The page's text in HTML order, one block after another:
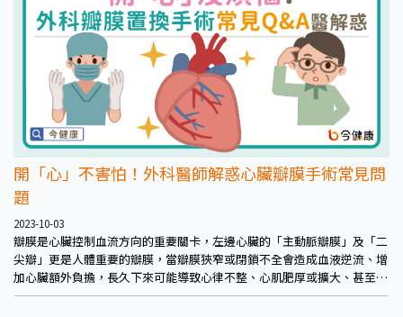
開「心」不害怕！外科醫師解惑心臟瓣膜手術常見問
題
2023-10-03
瓣膜是心臟控制血流方向的重要關卡，左邊心臟的「主動脈瓣膜」及「二
尖瓣」更是人體重要的瓣膜，當瓣膜狹窄或閉鎖不全會造成血液逆流、增
加心臟額外負擔，長久下來可能導致心律不整、心肌肥厚或擴大、甚至心
臟衰竭、中風等風險，務必及早與醫師討論後續治療策略，以遠離併發症